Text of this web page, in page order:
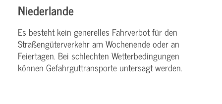
Niederlande
Es besteht kein generelles Fahrverbot für den
Straßengüterverkehr am Wochenende oder an
Feiertagen. Bei schlechten Wetterbedingungen
können Gefahrguttransporte untersagt werden.